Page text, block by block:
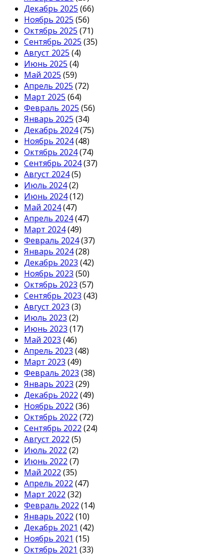
Декабрь 2025 (66)
Ноябрь 2025 (56)
Октябрь 2025 (71)
Сентябрь 2025 (35)
Август 2025 (4)
Июнь 2025 (4)
Май 2025 (59)
Апрель 2025 (72)
Март 2025 (64)
Февраль 2025 (56)
Январь 2025 (34)
Декабрь 2024(75)
Ноябрь 2024(48)
Октябрь 2024(74)
Сентябрь 2024(37)
Август 2024(5)
Июль 2024(2)
Июнь 2024(12)
Май 2024(47)
Апрель 2024(47)
Март 2024(49)
Февраль 2024(37)
Январь 2024(28)
Декабрь 2023 (42)
Ноябрь 2023 (50)
Октябрь 2023 (57)
Сентябрь 2023 (43)
Август 2023 (3)
Июль 2023 (2)
Июнь 2023 (17)
Май 2023 (46)
Апрель 2023 (48)
Март 2023 (49)
Февраль 2023 (38)
Январь 2023 (29)
Декабрь 2022 (49)
Ноябрь 2022 (36)
Октябрь 2022 (72)
Сентябрь 2022 (24)
Август 2022 (5)
Июль 2022 (2)
Июнь 2022 (7)
Май 2022 (35)
Апрель 2022 (47)
Март 2022 (32)
Февраль 2022 (14)
Январь 2022 (10)
Декабрь 2021 (42)
Ноябрь 2021 (15)
Октябрь 2021 (33)